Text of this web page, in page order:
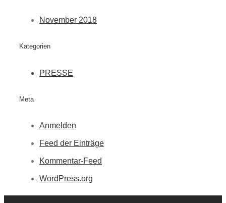
November 2018
Kategorien
PRESSE
Meta
Anmelden
Feed der Einträge
Kommentar-Feed
WordPress.org